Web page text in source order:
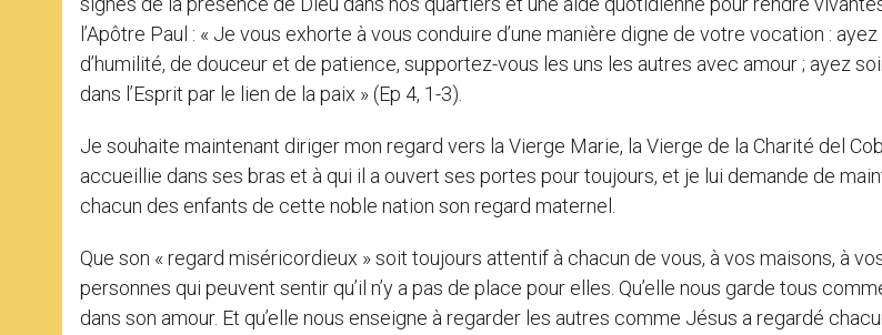
l’Apôtre Paul : « Je vous exhorte à vous conduire d’une manière digne de votre vocation :
d’humilité, de douceur et de patience, supportez-vous les uns les autres avec amour ; ayez
dans l’Esprit par le lien de la paix » (Ep 4, 1-3).
Je souhaite maintenant diriger mon regard vers la Vierge Marie, la Vierge de la Charité del
accueillie dans ses bras et à qui il a ouvert ses portes pour toujours, et je lui demande de
chacun des enfants de cette noble nation son regard maternel.
Que son « regard miséricordieux » soit toujours attentif à chacun de vous, à vos maisons, à
personnes qui peuvent sentir qu’il n’y a pas de place pour elles. Qu’elle nous garde tous
dans son amour. Et qu’elle nous enseigne à regarder les autres comme Jésus a regardé